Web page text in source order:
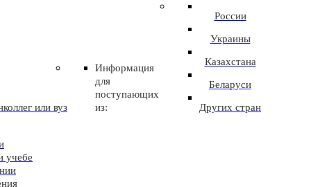
или вуз
Информация
для
поступающих
из:
России
Украины
Казахстана
Беларуси
Других стран
учебе